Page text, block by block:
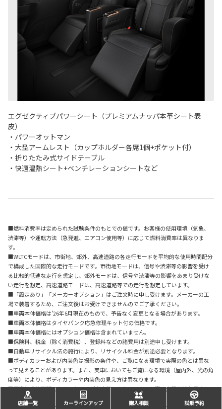
エグゼクティブパワーシート（プレミアムナッパ本革シート表
皮）
・パワーオットマン
・大型アームレスト（カップホルダー各席1個+ポケット付）
・折りたたみ式サイドテーブル
・快適温熱シート+ベンチレーションシートなど
■燃料消費率は定められた試験条件のもとでの値です。お客様の使用環境（気象、
渋滞等）や運転方法（急発進、エアコン使用等）に応じて燃料消費率は異なりま
す。
■WLTCモードは、市街地、郊外、高速道路の各走行モードを平均的な使用時間配分
で構成した国際的な走行モードです。市街地モードは、信号や渋滞等の影響を受け
る比較的低速な走行を想定し、郊外モードは、信号や渋滞等の影響をあまり受けな
い走行を想定、高速道路モードは、高速道路等での走行を想定しています。
■「設定あり」「メーカーオプション」はご注文時に申し受けます。メーカーの工
場で装着するため、ご注文後はお受けできませんのでご了承ください。
■車両本体価格は'26年6月現在のもので、予告なく変更となる場合があります。
■車両本体価格はタイヤパンク応急修理キット付の価格です。
■車両本体価格にはオプション価格は含まれていません。
■保険料、税金（除く消費税）、登録料などの諸費用は別途申し受けます。
■自動車リサイクル法の施行により、リサイクル料金が別途必要となります。
■ボディカラーおよび内装色は撮影の条件や、ご覧になる環境で実際の色とは異な
って見えることがあります。また、実車においてもご覧になる環境（屋内外、光の角
度等）により、ボディカラーや内装色の見え方は異なります。
■写真は機能説明のために各ランプを点灯したものです。実際の走行状態を示すも
のではありません。
■写真は機能説明のためにボディの一部を切断したカットモデルです。
店舗一覧 カーラインアップ 購入相談 試乗予約